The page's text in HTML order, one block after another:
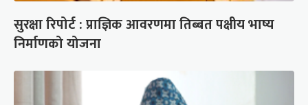
सुरक्षा रिपोर्ट : प्राज्ञिक आवरणमा तिब्बत पक्षीय भाष्य
निर्माणको योजना